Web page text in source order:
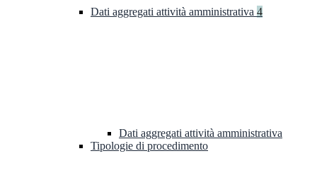
Dati aggregati attività amministrativa 4
Dati aggregati attività amministrativa
Tipologie di procedimento